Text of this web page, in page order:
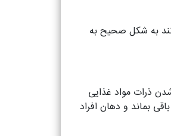
به شکل صحیح به
ذرات مواد غذایی
بماند و دهان افراد